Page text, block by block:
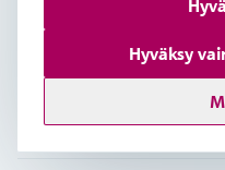
+358 20 1103 600
info.fi@endress.com
Hyväksy